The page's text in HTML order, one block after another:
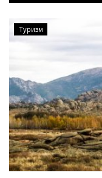
Туризм